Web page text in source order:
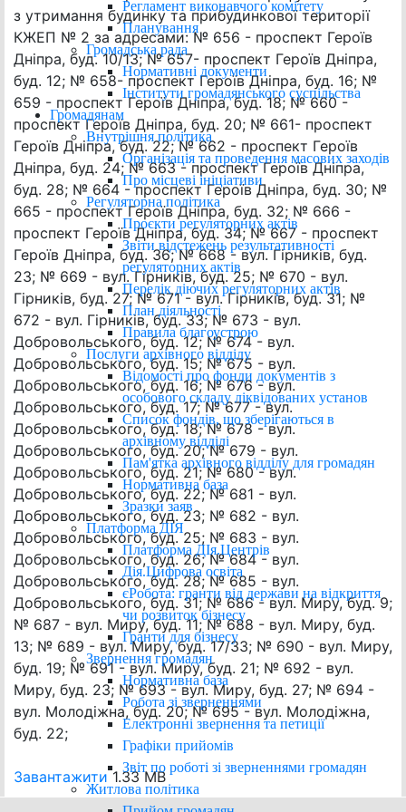
Регламент виконавчого комітету
Планування
Громадська рада
Нормативні документи
Інститути громадянського суспільства
Громадянам
Внутрішня політика
Організація та проведення масових заходів
Про місцеві ініціативи
Регуляторна політика
Проєкти регуляторних актів
Звіти відстежень результативності
регуляторних актів
Перелік діючих регуляторних актів
План діяльності
Правила благоустрою
Послуги архівного відділу
Відомості про фонди документів з
особового складу ліквідованих установ
Список фондів, що зберігаються в
архівному відділі
Пам'ятка архівного відділу для громадян
Нормативна база
Зразки заяв
Платформа ДІЯ
Платформа ДІя.Центрів
Дія.Цифрова освіта
єРобота: гранти від держави на відкриття
чи розвиток бізнесу
Гранти для бізнесу
Звернення громадян
Нормативна база
Робота зі зверненнями
Електронні звернення та петиції
Графіки прийомів
Звіт по роботі зі зверненнями громадян
Житлова політика
з утримання будинку та прибудинкової території
КЖЕП № 2 за адресами: № 656 - проспект Героїв
Дніпра, буд. 10/13; № 657- проспект Героїв Дніпра,
буд. 12; № 658- проспект Героїв Дніпра, буд. 16; №
659 - проспект Героїв Дніпра, буд. 18; № 660 -
проспект Героїв Дніпра, буд. 20; № 661- проспект
Героїв Дніпра, буд. 22; № 662 - проспект Героїв
Дніпра, буд. 24; № 663 - проспект Героїв Дніпра,
буд. 28; № 664 - проспект Героїв Дніпра, буд. 30; №
665 - проспект Героїв Дніпра, буд. 32; № 666 -
проспект Героїв Дніпра, буд. 34; № 667 - проспект
Героїв Дніпра, буд. 36; № 668 - вул. Гірників, буд.
23; № 669 - вул. Гірників, буд. 25; № 670 - вул.
Гірників, буд. 27; № 671 - вул. Гірників, буд. 31; №
672 - вул. Гірників, буд. 33; № 673 - вул.
Добровольського, буд. 12; № 674 - вул.
Добровольського, буд. 15; № 675 - вул.
Добровольського, буд. 16; № 676 - вул.
Добровольського, буд. 17; № 677 - вул.
Добровольського, буд. 18; № 678 - вул.
Добровольського, буд. 20; № 679 - вул.
Добровольського, буд. 21; № 680 - вул.
Добровольського, буд. 22; № 681 - вул.
Добровольського, буд. 23; № 682 - вул.
Добровольського, буд. 25; № 683 - вул.
Добровольського, буд. 26; № 684 - вул.
Добровольського, буд. 28; № 685 - вул.
Добровольського, буд. 31; № 686 - вул. Миру, буд. 9;
№ 687 - вул. Миру, буд. 11; № 688 - вул. Миру, буд.
13; № 689 - вул. Миру, буд. 17/33; № 690 - вул. Миру,
буд. 19; № 691 - вул. Миру, буд. 21; № 692 - вул.
Миру, буд. 23; № 693 - вул. Миру, буд. 27; № 694 -
вул. Молодіжна, буд. 20; № 695 - вул. Молодіжна,
буд. 22;
Завантажити 1.33 MB